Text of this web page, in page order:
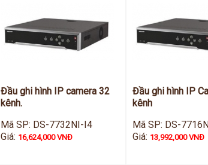
Đầu ghi hình IP camera 32
kênh.
Mã SP: DS-7732NI-I4
Giá: 16,624,000 VNĐ
Đầu ghi hình IP
kênh
Mã SP: DS-
Giá: 13,992,000 VNĐ